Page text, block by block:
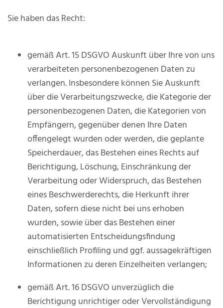
Sie haben das Recht:
gemäß Art. 15 DSGVO Auskunft über Ihre von uns
verarbeiteten personenbezogenen Daten zu
verlangen. Insbesondere können Sie Auskunft
über die Verarbeitungszwecke, die Kategorie der
personenbezogenen Daten, die Kategorien von
Empfängern, gegenüber denen Ihre Daten
offengelegt wurden oder werden, die geplante
Speicherdauer, das Bestehen eines Rechts auf
Berichtigung, Löschung, Einschränkung der
Verarbeitung oder Widerspruch, das Bestehen
eines Beschwerderechts, die Herkunft ihrer
Daten, sofern diese nicht bei uns erhoben
wurden, sowie über das Bestehen einer
automatisierten Entscheidungsfindung
einschließlich Profiling und ggf. aussagekräftigen
Informationen zu deren Einzelheiten verlangen;
gemäß Art. 16 DSGVO unverzüglich die
Berichtigung unrichtiger oder Vervollständigung